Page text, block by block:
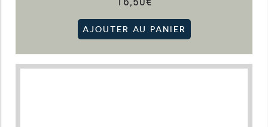
AJOUTER AU PANIER